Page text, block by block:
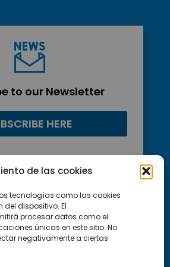
de las cookies
tecnologías como las cookies
dispositivo. El
procesar datos como el
únicas en este sitio. No
negativamente a ciertas
to our Newsletter
HERE